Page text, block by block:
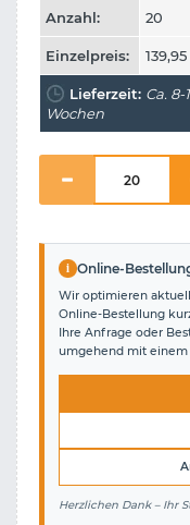
Anzahl: 20
Einzelpreis: 139,95
Lieferzeit: Ca. 8-
Wochen
i Online-
Wir optimieren
Online-Bestellung
Ihre Anfrage oder
umgehend mit einem
Herzlichen Dank – Ihr